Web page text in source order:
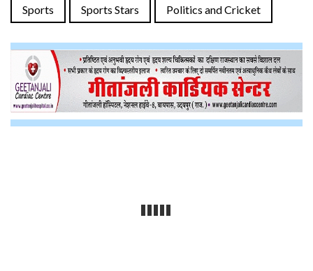
Sports Sports Stars Politics and Cricket